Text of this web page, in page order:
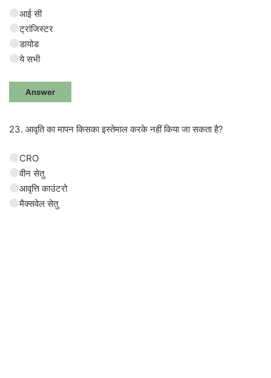
आई सी
ट्रांजिस्टर
डायोड
ये सभी
Answer
23. आवृति का मापन किसका इस्तेमाल करके नहीं किया जा सकता है?
CRO
वीन सेतु
आवृत्ति काउंटरो
मैक्सवेल सेतु